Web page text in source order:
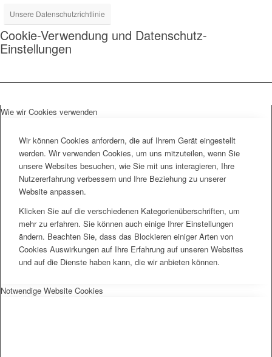
Unsere Datenschutzrichtlinie
Cookie-Verwendung und Datenschutz-
Einstellungen
Wie wir Cookies verwenden
Wir können Cookies anfordern, die auf Ihrem Gerät eingestellt
werden. Wir verwenden Cookies, um uns mitzuteilen, wenn Sie
unsere Websites besuchen, wie Sie mit uns interagieren, Ihre
Nutzererfahrung verbessern und Ihre Beziehung zu unserer
Website anpassen.
Klicken Sie auf die verschiedenen Kategorienüberschriften, um
mehr zu erfahren. Sie können auch einige Ihrer Einstellungen
ändern. Beachten Sie, dass das Blockieren einiger Arten von
Cookies Auswirkungen auf Ihre Erfahrung auf unseren Websites
und auf die Dienste haben kann, die wir anbieten können.
Notwendige Website Cookies